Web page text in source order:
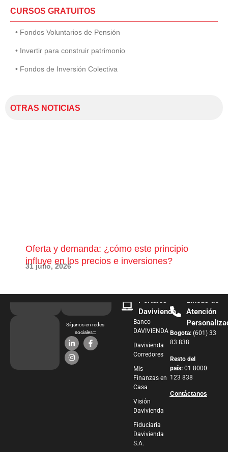
CURSOS GRATUITOS
• Fondos Voluntarios de Pensión
• Invertir para construir patrimonio
• Fondos de Inversión Colectiva
OTRAS NOTICIAS
Oferta y demanda: ¿cómo este principio
influye en los precios e inversiones?
31 julio, 2026
Síganos en redes
sociales:::
Portales
Davivienda
Banco
DAVIVIENDA
Davivienda
Corredores
Mis
Finanzas en
Casa
Visión
Davivienda
Fiduciaria
Davivienda
S.A.
Líneas de
Atención
Bogota: (601) 33
83 838
Resto del
país: 01 8000
123 838
Contáctanos